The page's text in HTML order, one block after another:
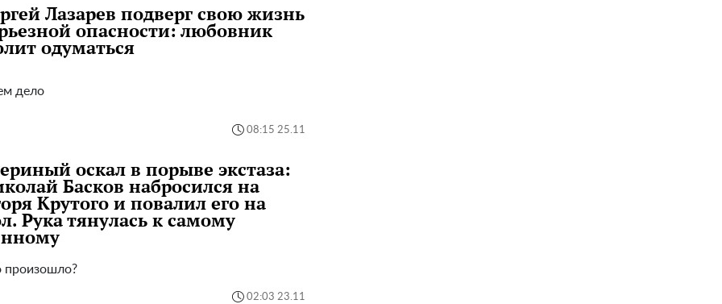
Лазарев подверг свою жизнь
опасности: любовник
одуматься
дело
08:15 25.11
оскал в порыве экстаза:
Басков набросился на
Крутого и повалил его на
Рука тянулась к самому
произошло?
02:03 23.11